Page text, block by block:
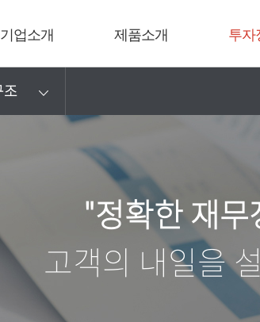
기업소개 제품소개 투자
조
"정확한 재무
고객의 내일을